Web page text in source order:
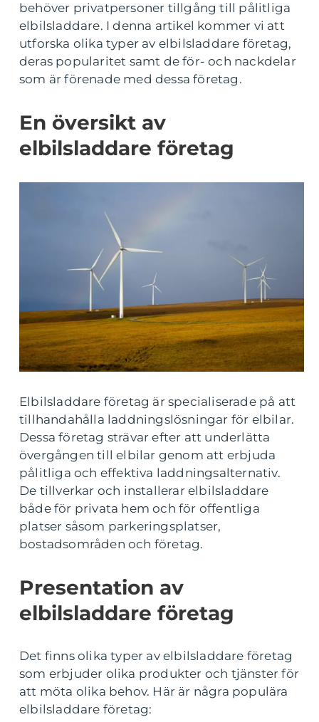
behöver privatpersoner tillgång till pålitliga
elbilsladdare. I denna artikel kommer vi att
utforska olika typer av elbilsladdare företag,
deras popularitet samt de för- och nackdelar
som är förenade med dessa företag.
En översikt av
elbilsladdare företag
Elbilsladdare företag är specialiserade på att
tillhandahålla laddningslösningar för elbilar.
Dessa företag strävar efter att underlätta
övergången till elbilar genom att erbjuda
pålitliga och effektiva laddningsalternativ.
De tillverkar och installerar elbilsladdare
både för privata hem och för offentliga
platser såsom parkeringsplatser,
bostadsområden och företag.
Presentation av
elbilsladdare företag
Det finns olika typer av elbilsladdare företag
som erbjuder olika produkter och tjänster för
att möta olika behov. Här är några populära
elbilsladdare företag: